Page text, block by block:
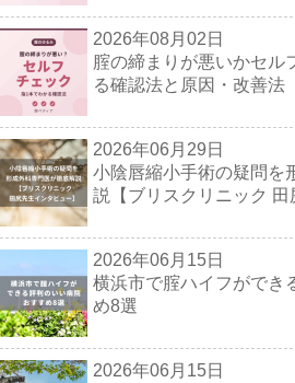
2026年08月02日
腟の締まりが悪いかセル
る確認法と原因・改善法
2026年06月29日
小陰唇縮小手術の疑問を
説【ブリスクリニック 田
2026年06月15日
横浜市で腟ハイフができ
め8選
2026年06月15日